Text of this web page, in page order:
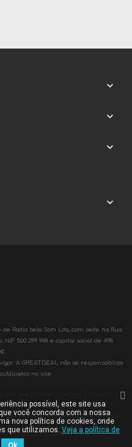




Radio bela Som Lda, com sede na Rua
NIF 500 399 948 e capital social de 498
A GREATDEAL não se responsabiliza
no site.
948 e capital social de 498 797,90€.
a clientes da Radiobela Som Lda
incluem IVA
possível, este site usa
você concorda com a nossa
nova política de cookies, onde
que utilizamos. Veja a política de